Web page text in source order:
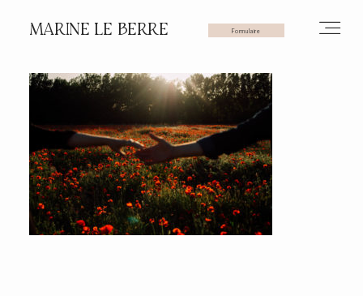
MARINE LE BERRE Formulaire
HOME
PHOTOS
VIDÉOS